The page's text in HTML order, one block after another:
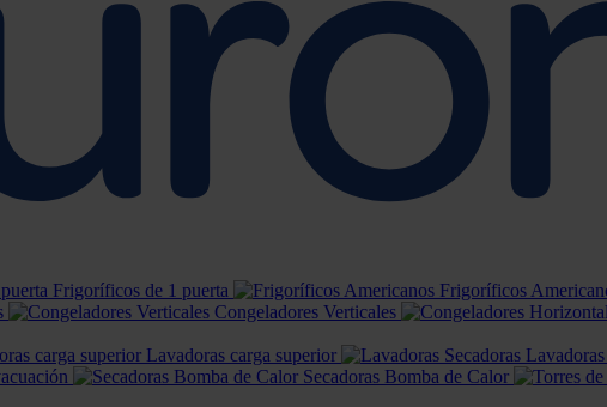
Frigoríficos de 1 puerta Frigoríficos
Congeladores Verticales
Lavadoras carga superior
Secadoras Bomba de Calor